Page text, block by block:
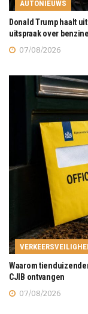
AUTONIEUWS
Donald Trump haalt
uitspraak over
07/08/2026
Waarom
CJIB ontvangen
07/08/2026